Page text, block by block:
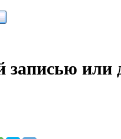
записью или